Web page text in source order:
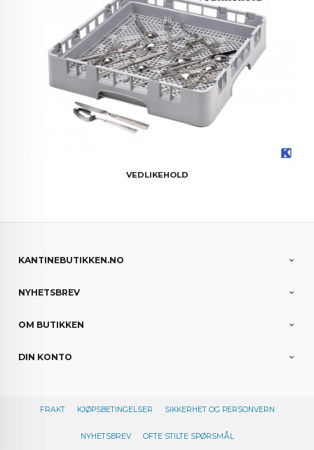
VEDLIKEHOLD
KANTINEBUTIKKEN.NO
NYHETSBREV
OM BUTIKKEN
DIN KONTO
FRAKT KJØPSBETINGELSER SIKKERHET OG PERSONVERN
NYHETSBREV OFTE STILTE SPØRSMÅL